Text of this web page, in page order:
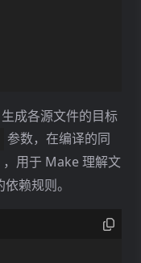
成各源文件的目标
参数，在编译的同
，用于 Make 理解文
赖规则。